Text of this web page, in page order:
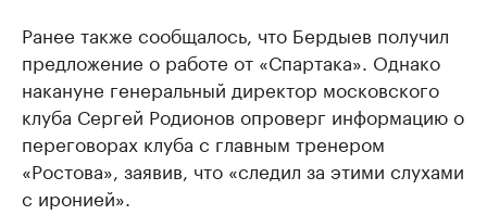
Ранее также сообщалось, что Бердыев получил
предложение о работе от «Спартака». Однако
накануне генеральный директор московского
клуба Сергей Родионов опроверг информацию о
переговорах клуба с главным тренером
«Ростова», заявив, что «следил за этими слухами
с иронией».